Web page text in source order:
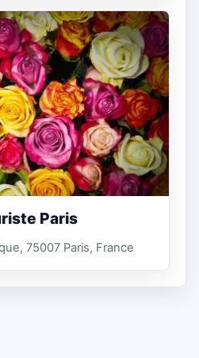
Paris
75007 Paris, France